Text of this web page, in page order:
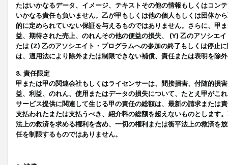
たはいかなるデータ、イメージ、テキストその他の情報もしくはコン
いかなる責任も負いません。乙が甲もしくは他の個人もしくは団体か
的に定められていない保証を与えるものではありません。さらに、甲
益、期待された売上、のれんその他の便益の損失、 (Y) 乙のアソシエ
たは (Z) 乙のアソシエイト・プログラムへの参加の終了もしくは停止
は、適用法により除外または制限できない補償、責任または表明を除
8. 責任限定
甲または甲の関連会社もしくはライセンサーは、間接損害、付随的損
益、利益、のれん、使用またはデータの損失について、たとえ甲がこ
サービス提供に関連して生じる甲の責任の総額は、最新の請求または
支払われたまたは支払うべき、紹介料の総額を超えないものとします
法上の救済を求める権利を含め、一切の権利または衡平法上の救済を
任を制限するものではありません。